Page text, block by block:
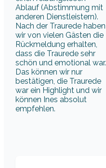
Ablauf (Abstimmung mit
anderen Dienstleistern).
Nach der Traurede haben
wir von vielen Gästen die
Rückmeldung erhalten,
dass die Traurede sehr
schön und emotional war.
Das können wir nur
bestätigen, die Traurede
war ein Highlight und wir
können Ines absolut
empfehlen.